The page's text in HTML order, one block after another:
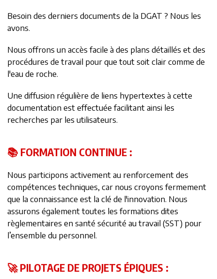
Besoin des derniers documents de la DGAT ? Nous les
avons.
Nous offrons un accès facile à des plans détaillés et des
procédures de travail pour que tout soit clair comme de
l'eau de roche.
Une diffusion régulière de liens hypertextes à cette
documentation est effectuée facilitant ainsi les
recherches par les utilisateurs.
📚 FORMATION CONTINUE :
Nous participons activement au renforcement des
compétences techniques, car nous croyons fermement
que la connaissance est la clé de l'innovation. Nous
assurons également toutes les formations dites
règlementaires en santé sécurité au travail (SST) pour
l’ensemble du personnel.
🚀 PILOTAGE DE PROJETS ÉPIQUES :